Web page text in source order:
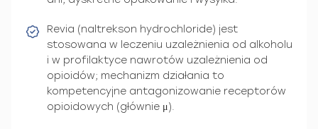
Revia (naltrekson hydrochloride) jest
stosowana w leczeniu uzależnienia od alkoholu
i w profilaktyce nawrotów uzależnienia od
opioidów; mechanizm działania to
kompetencyjne antagonizowanie receptorów
opioidowych (głównie μ).